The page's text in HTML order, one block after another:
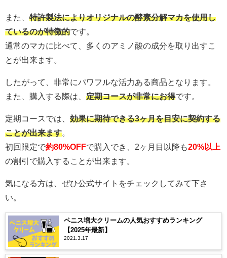
また、 特許製法によりオリジナルの酵素分解マカを使用し
ているのが特徴的です。
通常のマカに比べて、多くのアミノ酸の成分を取り出すこ
とが出来ます。
したがって、非常にパワフルな活力ある商品となります。
また、購入する際は、 定期コースが非常にお得です。
定期コースでは、 効果に期待できる3ヶ月を目安に契約する
ことが出来ます。
初回限定で約80%OFFで購入でき、2ヶ月目以降も20%以上
の割引で購入することが出来ます。
気になる方は、ぜひ公式サイトをチェックしてみて下さ
い。
ペニス増大クリームの人気おすすめランキング
【2025年最新】
2021.3.17